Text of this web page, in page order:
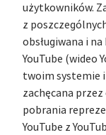
użytkowników.
z
obsługiwana i
YouTube (wideo
twoim systemie
zachęcana
pobrania
YouTube z